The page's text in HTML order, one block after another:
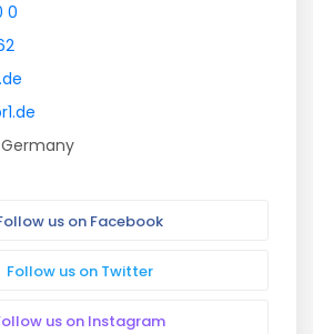
0
us on Facebook
Follow us on Twitter
us on Instagram